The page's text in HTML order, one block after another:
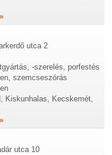
utca 2
-szerelés, porfestés
szemcseszórás
Kiskunhalas, Kecskemét,
utca 10